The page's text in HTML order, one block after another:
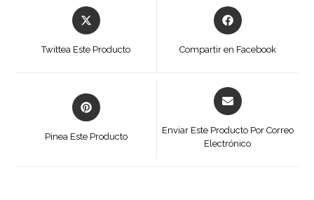
Se
abre
Twittea Este Producto
Se
abre
ventana
Compartir en Facebook
Se
abre
Pinea Este Producto
Se
abre
Enviar Este Producto Por Correo
Electrónico